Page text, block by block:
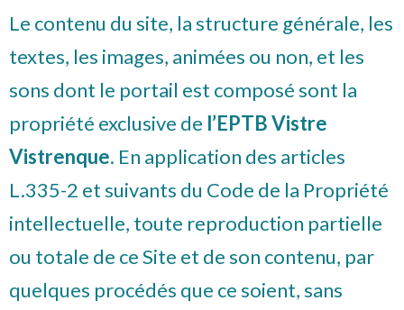
Le contenu du site, la structure générale, les
textes, les images, animées ou non, et les
sons dont le portail est composé sont la
propriété exclusive de l’EPTB Vistre
Vistrenque. En application des articles
L.335-2 et suivants du Code de la Propriété
intellectuelle, toute reproduction partielle
ou totale de ce Site et de son contenu, par
quelques procédés que ce soient, sans